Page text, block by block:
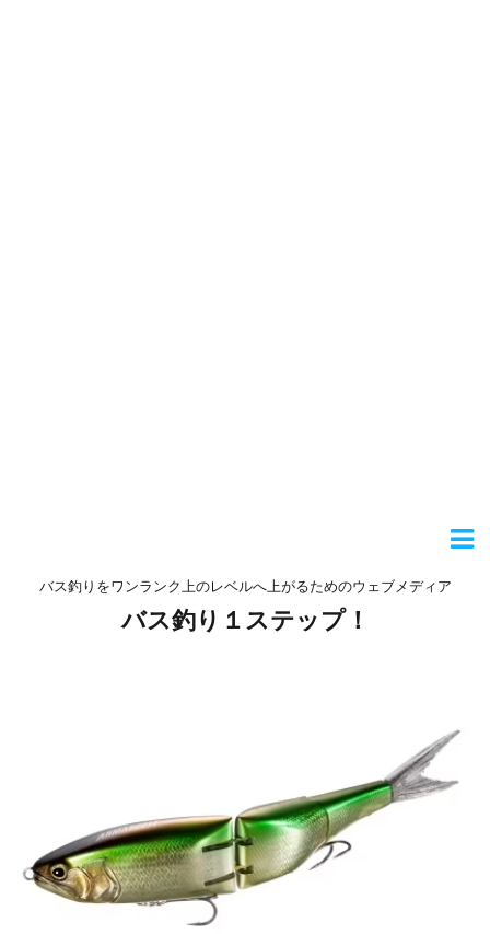
バス釣りをワンランク上のレベルへ上がるためのウェブメディア
バス釣り１ステップ！